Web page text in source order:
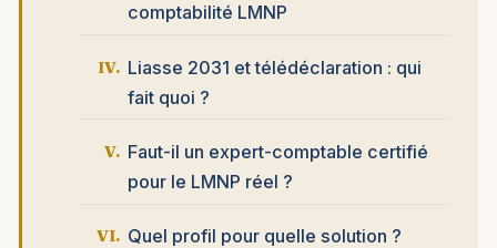
comptabilité LMNP
Liasse 2031 et télédéclaration : qui
fait quoi ?
Faut-il un expert-comptable certifié
pour le LMNP réel ?
Quel profil pour quelle solution ?